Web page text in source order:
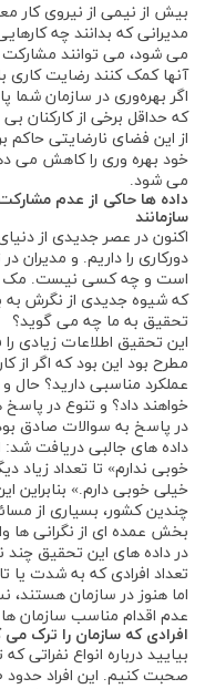
بیش از نیمی از نیروی کار
مدیرانی که بدانند چه
می شود، می توانند مشارکت
آنها کمک کنند رضایت کاری
اگر بهره‌وری در سازمان شما
که حداقل برخی از کارکنان
از این فضای نارضایتی حاکم
خود بهره ‌وری را کاهش می‌
می ‌شود.
داده‌ ها حاکی از عدم
سازمانند
اکنون در عصر جدیدی از
دورکاری را داریم. و مدیران
است و چه کسی نیست. مک
که شیوه جدیدی از نگرش به
تحقیق به ما چه می گوید؟
این تحقیق اطلاعات زیادی
مطرح بود این بود که اگر
عملکرد مناسبی دارید؟ حال
خواهند داد؟ و تنوع در
در پاسخ به سوالات صادق
داده ‌های جالبی دریافت شد:
خوبی ندارم» تا تعداد زیاد
چندین کشور، بسیاری از
بخش عمده ای از نگرانی ‌ها
در داده ‌های این تحقیق
تعداد افرادی که به شدت یا
اما هنوز در سازمان
عدم اقدام مناسب سازمان ها
افرادی که سازمان را ترک‌ می
بیایید درباره انواع